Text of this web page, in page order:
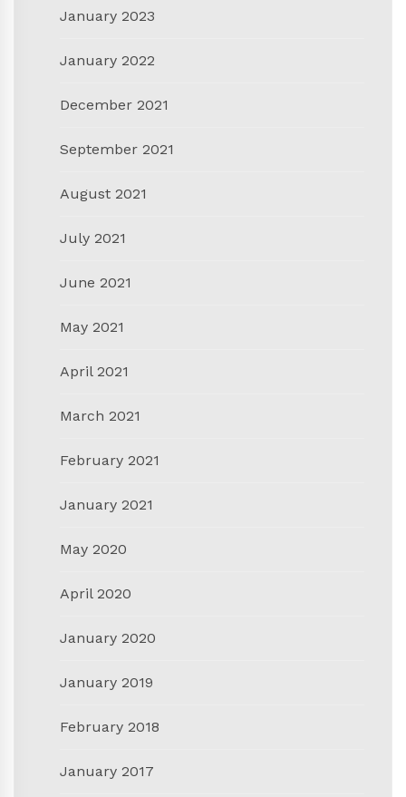
January 2023
January 2022
December 2021
September 2021
August 2021
July 2021
June 2021
May 2021
April 2021
March 2021
February 2021
January 2021
May 2020
April 2020
January 2020
January 2019
February 2018
January 2017